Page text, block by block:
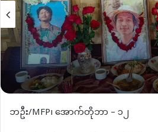
ဘဦး/MFP၊ အောက်တိုဘာ – ၁၂